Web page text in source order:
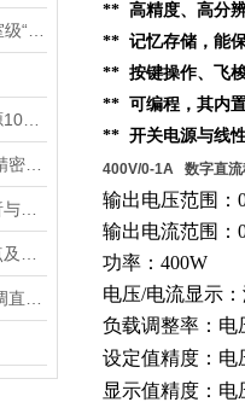
** 高精度、高分
** 记忆存储，能
** 按键操作、飞
** 可编程，其内
** 开关电源与线
400V/0-1A 数字直流
输出电压范围：
输出电流范围：
功率： 400W
电压/电流显示
负载调整率：电
设定值精度：电
显示值精度：电